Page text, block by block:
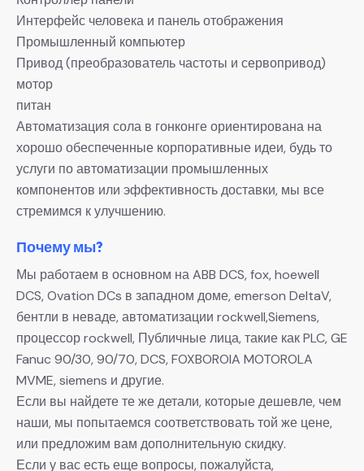
Интерфейс человека и панель отображения
Промышленный компьютер
Привод (преобразователь частоты и сервопривод)
мотор
питан
Автоматизация сола в гонконге ориентирована на
хорошо обеспеченные корпоративные идеи, будь то
услуги по автоматизации промышленных
компонентов или эффективность доставки, мы все
стремимся к улучшению.
Почему мы?
Мы работаем в основном на ABB DCS, fox, hoewell
DCS, Ovation DCs в западном доме, emerson DeltaV,
бентли в неваде, автоматизации rockwell,Siemens,
процессор rockwell, Публичные лица, такие как PLC, GE
Fanuc 90/30, 90/70, DCS, FOXBOROIA MOTOROLA
MVME, siemens и другие.
Если вы найдете те же детали, которые дешевле, чем
наши, мы попытаемся соответствовать той же цене,
или предложим вам дополнительную скидку.
Если у вас есть еще вопросы, пожалуйста,